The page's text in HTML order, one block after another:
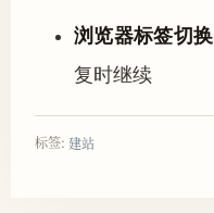
浏览器标签切换
复时继续
标签: 建站